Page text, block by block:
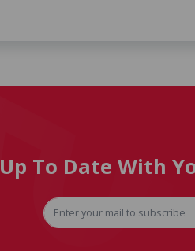
To Date With